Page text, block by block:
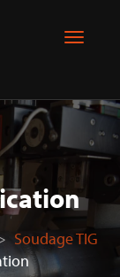
Soudage TIG